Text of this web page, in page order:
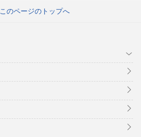
このページのトップへ